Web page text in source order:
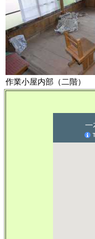
作業小屋内部（二階）